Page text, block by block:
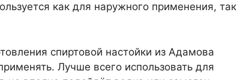
как для наружного применения, так
спиртовой настойки из Адамова
Лучше всего использовать для